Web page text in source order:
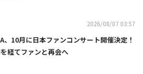
2026/08/07 03:57
、10月に日本ファンコンサート開催決定！
経てファンと再会へ